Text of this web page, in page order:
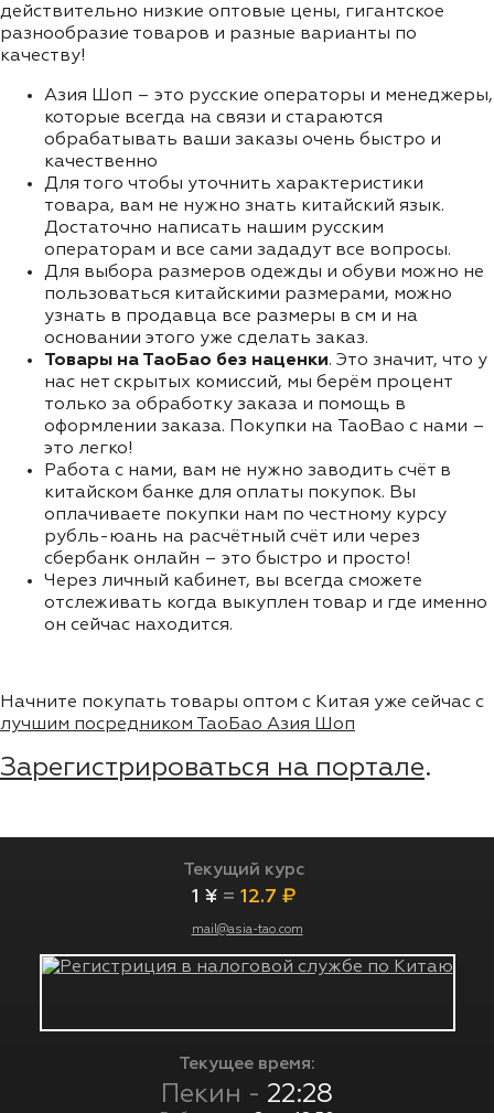
действительно низкие оптовые цены, гигантское
разнообразие товаров и разные варианты по
качеству!
Азия Шоп – это русские операторы и менеджеры,
которые всегда на связи и стараются
обрабатывать ваши заказы очень быстро и
качественно
Для того чтобы уточнить характеристики
товара, вам не нужно знать китайский язык.
Достаточно написать нашим русским
операторам и все сами зададут все вопросы.
Для выбора размеров одежды и обуви можно не
пользоваться китайскими размерами, можно
узнать в продавца все размеры в см и на
основании этого уже сделать заказ.
Товары на ТаоБао без наценки. Это значит, что у
нас нет скрытых комиссий, мы берём процент
только за обработку заказа и помощь в
оформлении заказа. Покупки на TaoBao с нами –
это легко!
Работа с нами, вам не нужно заводить счёт в
китайском банке для оплаты покупок. Вы
оплачиваете покупки нам по честному курсу
рубль-юань на расчётный счёт или через
сбербанк онлайн – это быстро и просто!
Через личный кабинет, вы всегда сможете
отслеживать когда выкуплен товар и где именно
он сейчас находится.
Начните покупать товары оптом с Китая уже сейчас с
лучшим посредником ТаоБао Азия Шоп
Зарегистрироваться на портале.
Текущий курс
1 ¥ = 12.7 ₽
mail@asia-tao.com
Текущее время:
Пекин - 22:28